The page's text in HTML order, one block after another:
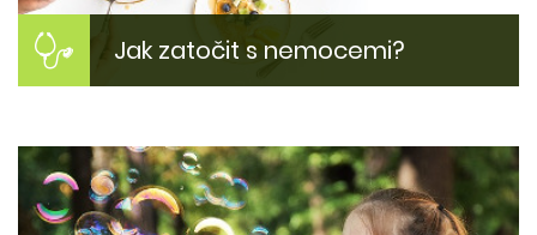
Jak zatočit s nemocemi?
Jak si zlepšit zdraví?